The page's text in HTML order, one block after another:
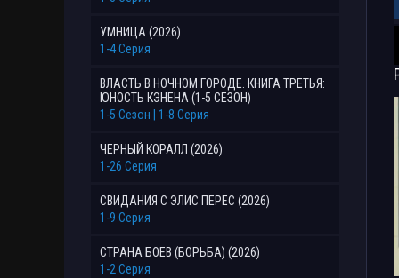
УМНИЦА (2026)
1-4 Серия
ВЛАСТЬ В НОЧНОМ ГОРОДЕ. КНИГА ТРЕТЬЯ:
ЮНОСТЬ КЭНЕНА (1-5 СЕЗОН)
1-5 Сезон | 1-8 Серия
ЧЕРНЫЙ КОРАЛЛ (2026)
1-26 Серия
СВИДАНИЯ С ЭЛИС ПЕРЕС (2026)
1-9 Серия
СТРАНА БОЕВ (БОРЬБА) (2026)
1-2 Серия